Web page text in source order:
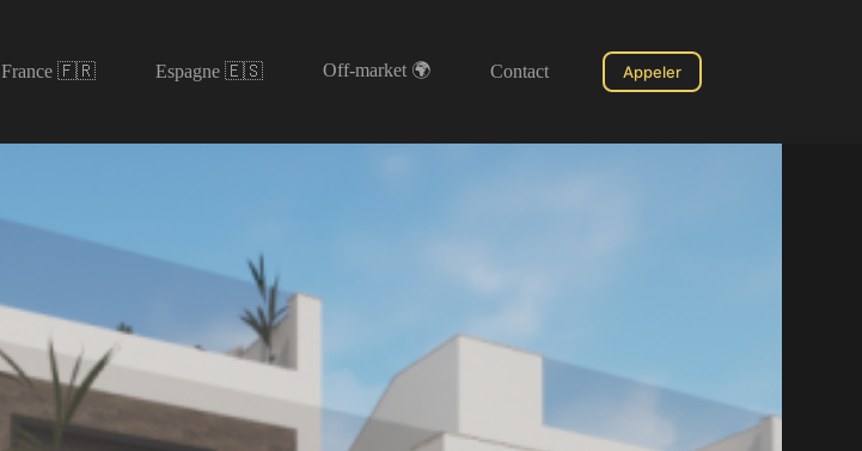
France 🇫🇷 Espagne 🇪🇸 Off-market 🌍 Contact Appeler